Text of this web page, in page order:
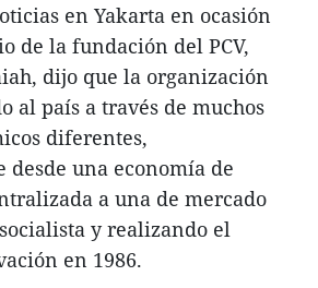
en Yakarta en ocasión
de la fundación del PCV,
dijo que la organización
al país a través de muchos
diferentes,
desde una economía de
a una de mercado
y realizando el
en 1986.